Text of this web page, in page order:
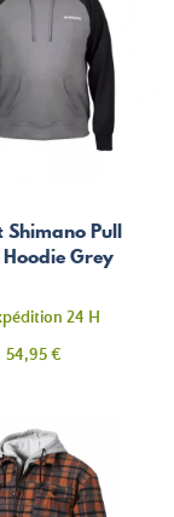
Shimano Pull
Grey
24 H
Prix
54,95 €